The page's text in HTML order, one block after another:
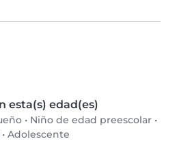
esta(s) edad(es)
• Niño de edad preescolar •
• Adolescente